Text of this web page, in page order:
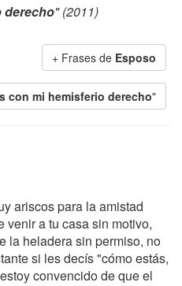
derecho" (2011)
+ Frases de Esposo
con mi hemisferio derecho"
ariscos para la amistad
venir a tu casa sin motivo,
la heladera sin permiso, no
si les decís "cómo estás,
convencido de que el